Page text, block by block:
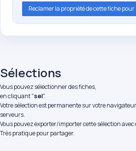
Reclamer la propriété de cette fiche
Sélections
Vous pouvez sélectionner des fiches,
en cliquant "sel".
Votre sélection est permanente sur votre
serveurs.
Vous pouvez exporter/importer cette sélection
Très pratique pour partager.